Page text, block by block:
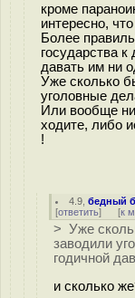
кроме
интересно,
Более
государства
давать им ни
Уже сколько
уголовные
Или вообще
ходите, либо
!
4.9 ,бедный
[ответить] [к
> Уже
заводили
годичной
и сколько